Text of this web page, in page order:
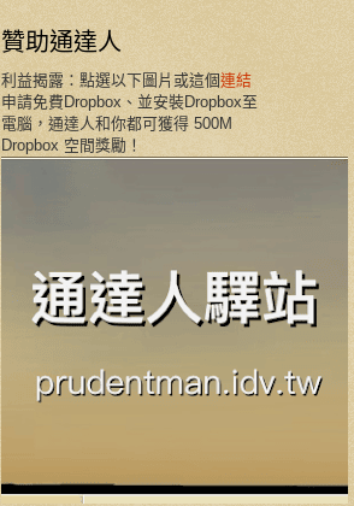
贊助通達人
利益揭露：點選以下圖片或這個連結
申請免費Dropbox、並安裝Dropbox至
電腦，通達人和你都可獲得 500M
Dropbox 空間獎勵！